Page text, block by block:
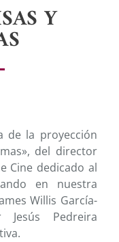
Y
de la proyección
del director
Cine dedicado al
en nuestra
Willis García-
Pedreira